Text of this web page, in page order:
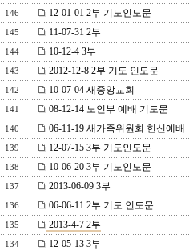
146 12-01-01 2부 기도인도문
145 11-07-31 2부
144 10-12-4 3부
143 2012-12-8 2부 기도 인도문
142 10-07-04 새중앙교회
141 08-12-14 노인부 예배 기도문
140 06-11-19 새가족위원회 헌신예배
139 12-07-15 3부 기도인도문
138 10-06-20 3부 기도인도문
137 2013-06-09 3부
136 06-06-11 2부 기도 인도문
135 2013-4-7 2부
134 12-05-13 3부